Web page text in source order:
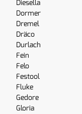
Diesella
Dormer
Dremel
Dräco
Durlach
Fein
Felo
Festool
Fluke
Gedore
Gloria